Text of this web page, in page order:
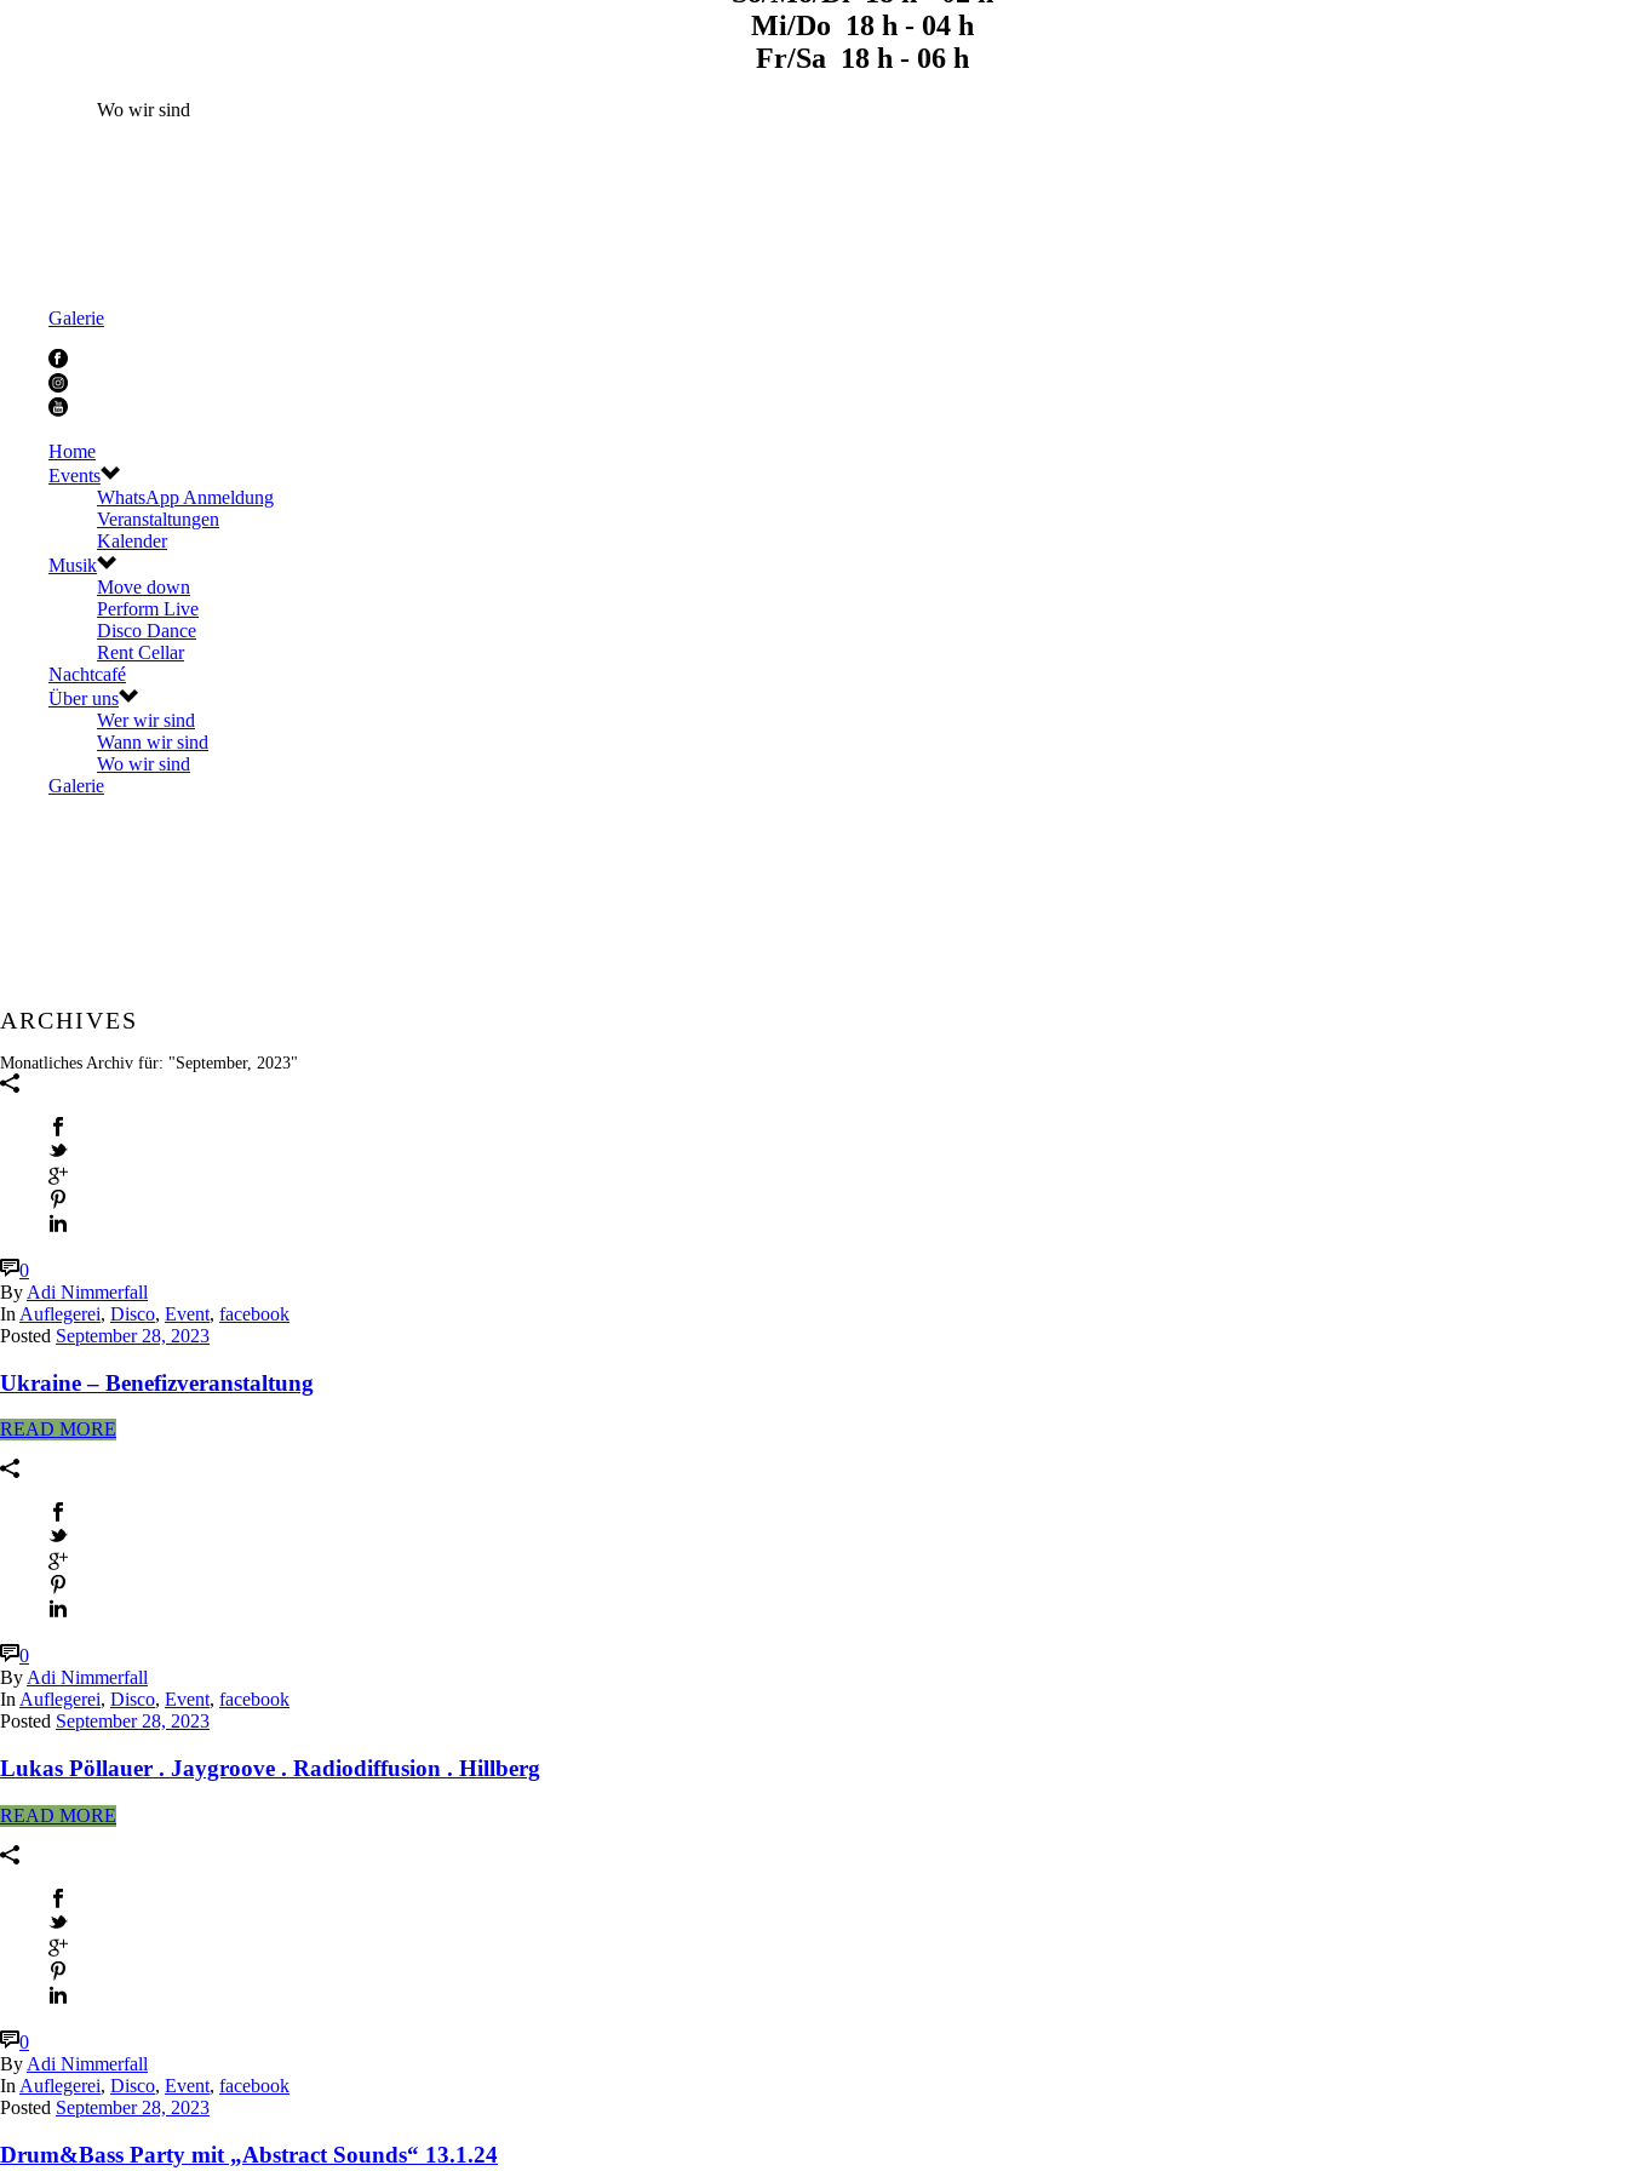
Mi/Do 18 h - 04 h
Fr/Sa 18 h - 06 h
Wo wir sind
Galerie
Home
Events
WhatsApp Anmeldung
Veranstaltungen
Kalender
Musik
Move down
Perform Live
Disco Dance
Rent Cellar
Nachtcafé
Über uns
Wer wir sind
Wann wir sind
Wo wir sind
Galerie
ARCHIVES
Monatliches Archiv für: "September, 2023"
0
By Adi Nimmerfall
In Auflegerei, Disco, Event, facebook
Posted September 28, 2023
Ukraine – Benefizveranstaltung
READ MORE
0
ByAdi Nimmerfall
InAuflegerei, Disco, Event, facebook
Posted September 28, 2023
Lukas Pöllauer . Jaygroove . Radiodiffusion . Hillberg
READ MORE
0
By Adi Nimmerfall
In Auflegerei, Disco, Event, facebook
Posted September 28, 2023
Drum&Bass Party mit „Abstract Sounds“ 13.1.24